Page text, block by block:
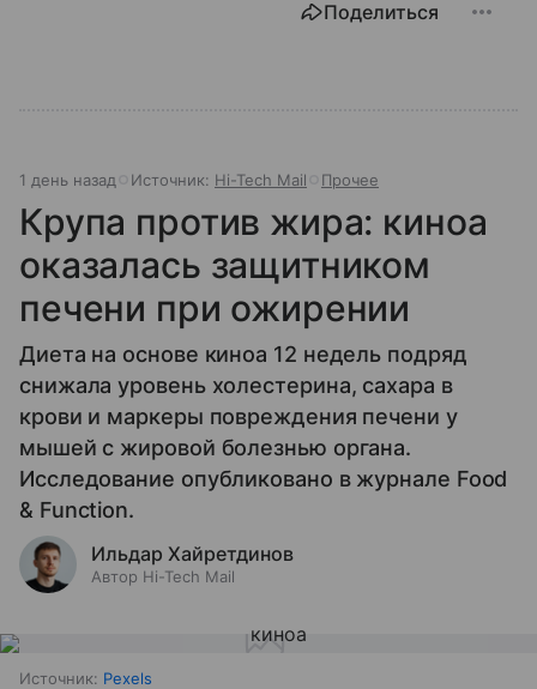
Поделиться
1 день назад Источник: Hi-Tech Mail Прочее
Крупа против жира: киноа
оказалась защитником
печени при ожирении
Диета на основе киноа 12 недель подряд
снижала уровень холестерина, сахара в
крови и маркеры повреждения печени у
мышей с жировой болезнью органа.
Исследование опубликовано в журнале Food
& Function.
Ильдар Хайретдинов
Автор Hi-Tech Mail
Источник: Pexels